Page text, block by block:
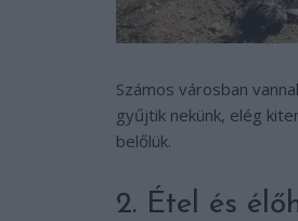
Számos városban
gyűjtik nekünk, elég
belőlük.
2. Étel és